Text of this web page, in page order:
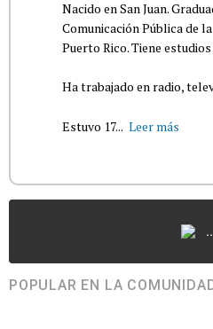
Nacido en San Juan.
Comunicación Pública de
Puerto Rico. Tiene
Ha trabajado en radio,
Estuvo 17... Leer más
POPULAR EN LA